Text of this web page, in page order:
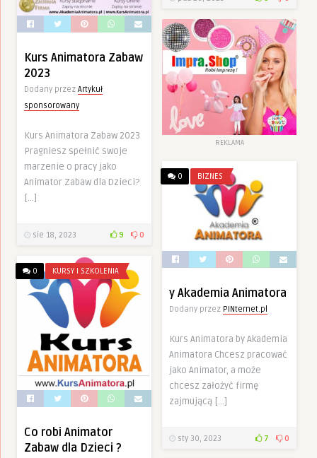
Kurs Animatora Zabaw
2023
Dodany przez Artykuł
sponsorowany
Kurs Animatora Zabaw 2023
Pragniesz spełnić swoje
marzenie o pracy jako
Animator Zabaw dla Dzieci?
[…]
sie 18, 2023 9 0
REKLAMA
0 BIZNES
y Akademia Animatora
Dodany przez PINternet.pl
Kurs Animatora by Akademia
Animatora Chcesz pracować
jako Animator, a może
chcesz założyć firmę
zajmującą […]
sty 30, 2023 7 0
0 KURSY I SZKOLENIA
Co robi Animator
Zabaw dla Dzieci ?